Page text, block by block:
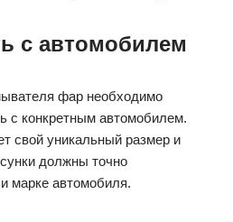
с автомобилем
фар необходимо
с конкретным автомобилем.
свой уникальный размер и
должны точно
марке автомобиля.